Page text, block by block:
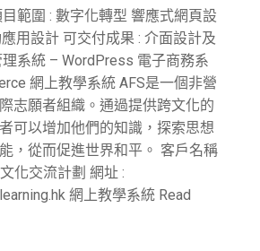
範圍 : 數字化轉型 響應式網頁設
用設計 可交付成果 : 介面設計及
系統 – WordPress 電子商務系
網上教學系統 AFS是一個非營
志願者組織。通過提供跨文化的
可以增加他們的知識，探索思想
，從而促進世界和平。 客戶名稱
化交流計劃 網址 :
網上教學系統 Read